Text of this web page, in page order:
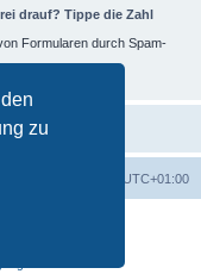
zu
drauf? Tippe die Zahl
Formularen durch Spam-
UTC+01:00
Limited